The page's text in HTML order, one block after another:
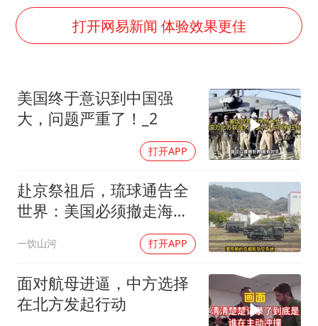
首次证实！“胶球”存在
中方回应是否在太平洋海底开采稀土
27岁女子成组织卖淫集团主犯被通缉
法国将禁止“未经同意的电话营销”
奋进开新局 实干挑大梁
打开网易新闻 体验效果更佳
美国终于意识到中国强
大，问题严重了！_2
打开APP
赴京祭祖后，琉球通告全
世界：美国必须撤走海马
一饮山河 打开APP
面对航母进逼，中方选择
在北方发起行动